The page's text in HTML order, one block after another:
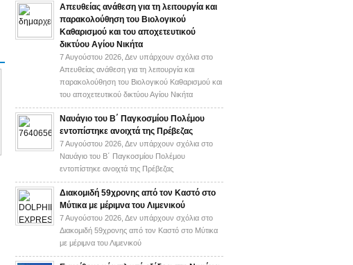
Απευθείας ανάθεση για τη λειτουργία και
παρακολούθηση του Βιολογικού
Καθαρισμού και του αποχετευτικού
δικτύου Αγίου Νικήτα
7 Αυγούστου 2026, Δεν υπάρχουν σχόλια στο
Απευθείας ανάθεση για τη λειτουργία και
παρακολούθηση του Βιολογικού Καθαρισμού και
του αποχετευτικού δικτύου Αγίου Νικήτα
Ναυάγιο του Β΄ Παγκοσμίου Πολέμου
εντοπίστηκε ανοιχτά της Πρέβεζας
7 Αυγούστου 2026, Δεν υπάρχουν σχόλια στο
Ναυάγιο του Β΄ Παγκοσμίου Πολέμου
εντοπίστηκε ανοιχτά της Πρέβεζας
Διακομιδή 59χρονης από τον Καστό στο
Μύτικα με μέριμνα του Λιμενικού
7 Αυγούστου 2026, Δεν υπάρχουν σχόλια στο
Διακομιδή 59χρονης από τον Καστό στο Μύτικα
με μέριμνα του Λιμενικού